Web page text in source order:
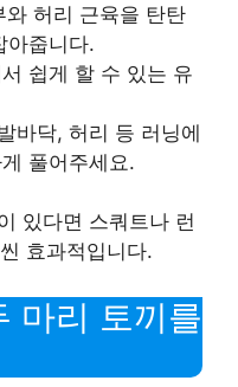
허리 근육을 탄탄
아줍니다.
쉽게 할 수 있는 유
바닥, 허리 등 러닝에
풀어주세요.
있다면 스쿼트나 런
효과적입니다.
마리 토끼를